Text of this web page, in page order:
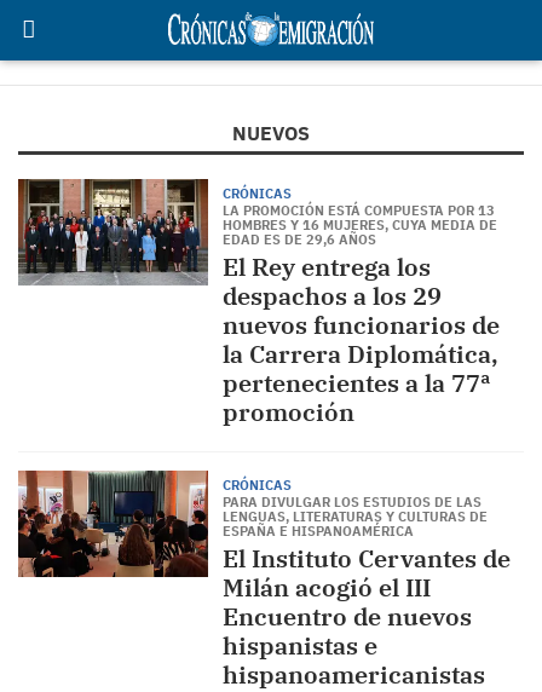
NUEVOS
CRÓNICAS
LA PROMOCIÓN ESTÁ COMPUESTA POR 13
HOMBRES Y 16 MUJERES, CUYA MEDIA DE
EDAD ES DE 29,6 AÑOS
El Rey entrega los
despachos a los 29
nuevos funcionarios de
la Carrera Diplomática,
pertenecientes a la 77ª
promoción
CRÓNICAS
PARA DIVULGAR LOS ESTUDIOS DE LAS
LENGUAS, LITERATURAS Y CULTURAS DE
ESPAÑA E HISPANOAMÉRICA
El Instituto Cervantes de
Milán acogió el III
Encuentro de nuevos
hispanistas e
hispanoamericanistas